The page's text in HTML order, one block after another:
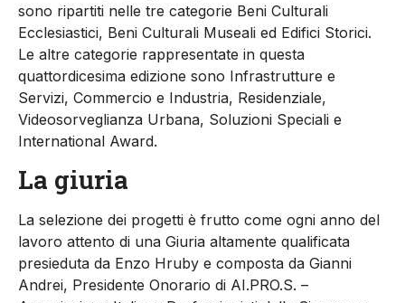
sono ripartiti nelle tre categorie Beni Culturali
Ecclesiastici, Beni Culturali Museali ed Edifici Storici.
Le altre categorie rappresentate in questa
quattordicesima edizione sono Infrastrutture e
Servizi, Commercio e Industria, Residenziale,
Videosorveglianza Urbana, Soluzioni Speciali e
International Award.
La giuria
La selezione dei progetti è frutto come ogni anno del
lavoro attento di una Giuria altamente qualificata
presieduta da Enzo Hruby e composta da Gianni
Andrei, Presidente Onorario di AI.PRO.S. –